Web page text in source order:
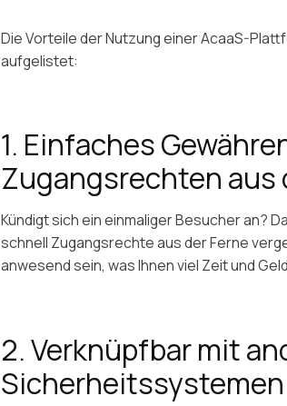
Die Vorteile der Nutzung einer AcaaS-
aufgelistet:
1. Einfaches
Zugangsrechten aus
Kündigt sich ein einmaliger Besucher an?
schnell Zugangsrechte aus der Ferne
anwesend sein, was Ihnen viel Zeit und
2. Verknüpfbar mit
Sicherheitssystemen